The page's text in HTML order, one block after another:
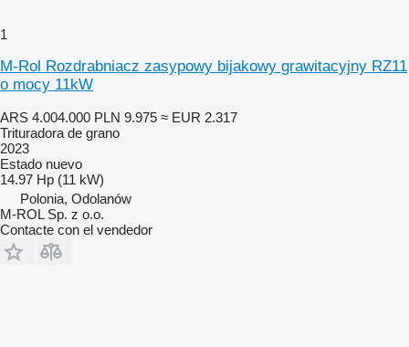
1
M-Rol Rozdrabniacz zasypowy bijakowy grawitacyjny RZ11
o mocy 11kW
ARS 4.004.000 PLN 9.975 ≈ EUR 2.317
Trituradora de grano
2023
Estado nuevo
14.97 Hp (11 kW)
Polonia, Odolanów
M-ROL Sp. z o.o.
Contacte con el vendedor